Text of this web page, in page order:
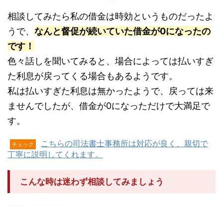
相談してみたら私の借金は時効というものだったよ
うで、 なんと督促が続いていた借金が0になったの
です！
色々話しを聞いてみると、場合によっては払いすぎ
た利息が戻ってくる場合もあるようです。
私は払いすぎた利息は無かったようで、戻っては来
ませんでしたが、借金が0になっただけで大満足で
す。
チェック
こちらの司法書士事務所は対応が良く、親切で
丁寧に説明してくれます。
こんな時は迷わず相談してみましょう